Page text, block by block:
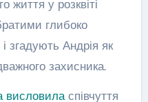
життя у розквіті
глибоко
згадують Андрія як
захисника.
висловиласпівчуття